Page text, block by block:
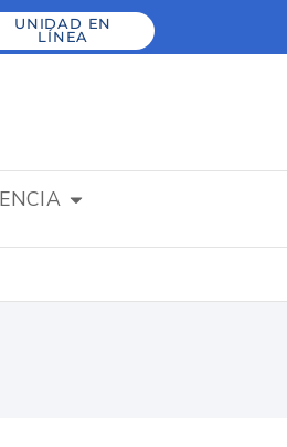
UNIDAD EN
LÍNEA